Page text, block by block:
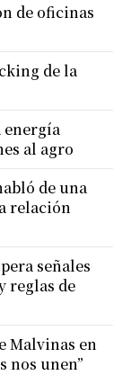
de oficinas
de la
energía
al agro
de una
relación
señales
reglas de
Malvinas en
nos unen”